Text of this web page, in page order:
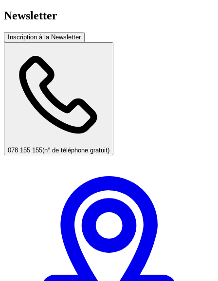
Newsletter
Inscription à la Newsletter
078 155 155(n° de téléphone gratuit)